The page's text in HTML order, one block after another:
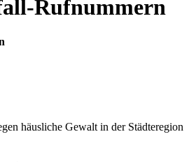
Rufnummern
häusliche Gewalt in der Städteregion